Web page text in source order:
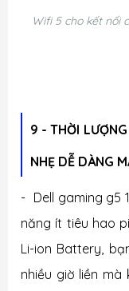
Wifi 5 cho kết nối
9 - THỜI
NHẸ DỄ DÀNG
- Dell gaming g5
năng ít tiêu hao
Li-ion Battery,
nhiều giờ liền mà